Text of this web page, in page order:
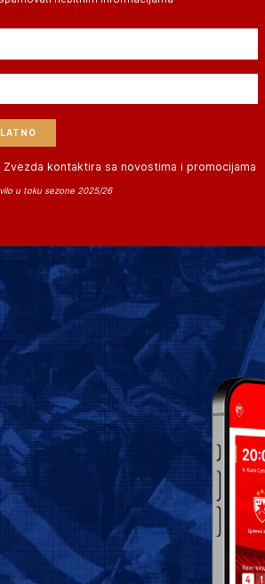
Zvezda kontaktira sa novostima i promocijama
u toku sezone 2025/26